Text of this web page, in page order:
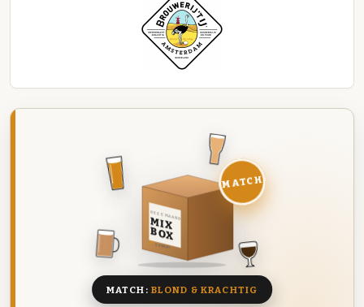
DEZE MAAND
MIX
BOX
8 BIEREN
MATCH
MATCH: BLOND & KRACHTIG